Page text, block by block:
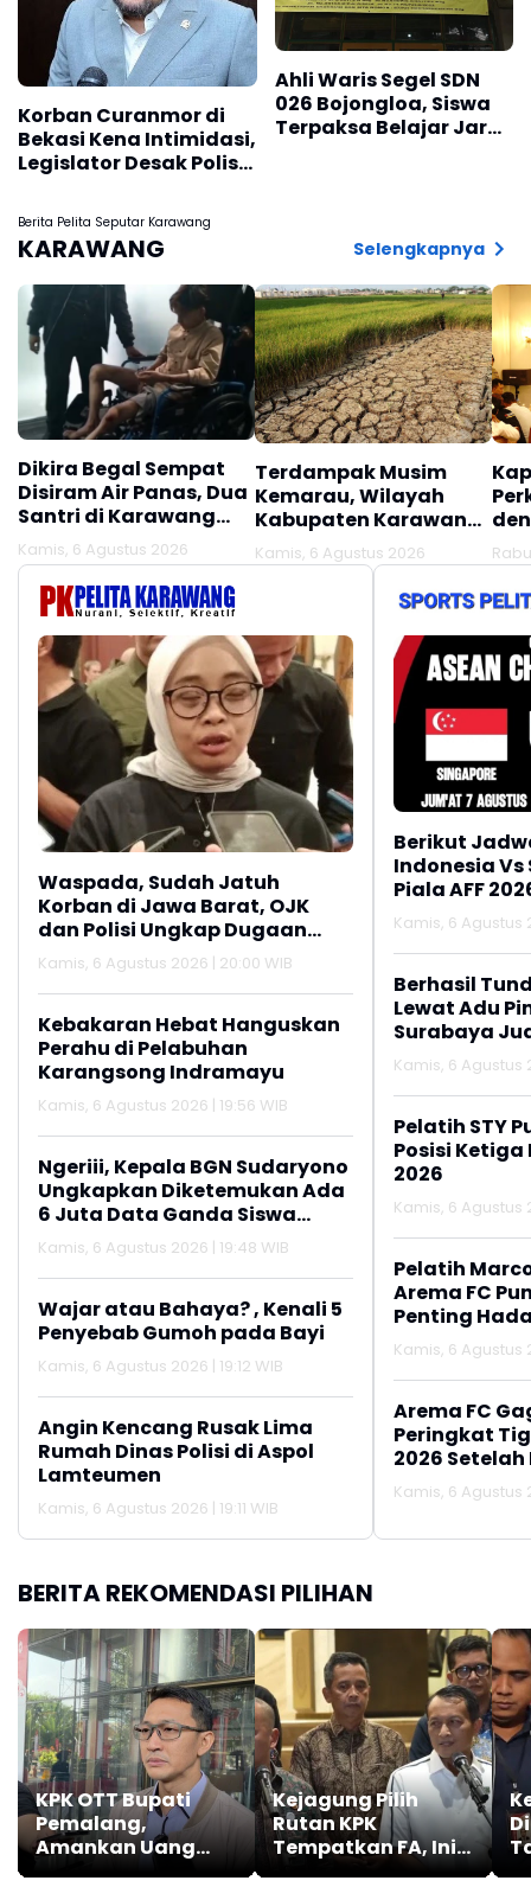
Korban Curanmor di
Bekasi Kena Intimidasi,
Legislator Desak Polisi
Sindikat
Ahli Waris Segel SDN
026 Bojongloa, Siswa
Terpaksa Belajar Jarak
Berita Pelita Seputar Karawang
KARAWANG Selengkapnya
Dikira Begal Sempat
Disiram Air Panas, Dua
Santri di Karawang
Terluka Akibat Aksi
Oknum Linmas
Kamis, 6 Agustus 2026
Terdampak Musim
Kemarau, Wilayah
Kabupaten Karawang
Kekeringan Makin
Meluas
Kamis, 6 Agustus 2026
Waspada, Sudah Jatuh
Korban di Jawa Barat, OJK
dan Polisi Ungkap Dugaan
Penipuan Modus Titip Limit
Paylater
Kamis, 6 Agustus 2026 | 20:00 WIB
Kebakaran Hebat Hanguskan
Perahu di Pelabuhan
Karangsong Indramayu
Kamis, 6 Agustus 2026 | 19:56 WIB
Ngeriii, Kepala BGN Sudaryono
Ungkapkan Diketemukan Ada
6 Juta Data Ganda Siswa
Penerima MBG
Kamis, 6 Agustus 2026 | 19:48 WIB
Wajar atau Bahaya? , Kenali 5
Penyebab Gumoh pada Bayi
Kamis, 6 Agustus 2026 | 19:12 WIB
Angin Kencang Rusak Lima
Rumah Dinas Polisi di Aspol
Lamteumen
Kamis, 6 Agustus 2026 | 19:11 WIB
Berikut
Indonesia
Piala AFF
Kamis, 6 Agustus
Berhasil
Lewat Adu
Surabaya
2026
Kamis, 6 Agustus
Pelatih STY
Posisi Ketiga
2026
Kamis, 6 Agustus
Pelatih
Arema FC
Penting
Kamis, 6 Agustus
Arema FC
Peringkat
2026
Persija
Kamis, 6 Agustus
BERITA REKOMENDASI PILIHAN
KPK OTT Bupati
Pemalang,
Amankan Uang
Tunai Lebih dari
Kejagung Pilih
Rutan KPK
Tempatkan FA, Ini
Alasannya